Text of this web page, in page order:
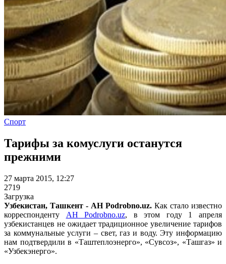
Спорт
Тарифы за комуслуги останутся
прежними
27 марта 2015, 12:27
2719
Загрузка
Узбекистан, Ташкент - АН Podrobno.uz. Как стало известно
корреспонденту АН Podrobno.uz, в этом году 1 апреля
узбекистанцев не ожидает традиционное увеличение тарифов
за коммунальные услуги – свет, газ и воду. Эту информацию
нам подтвердили в «Таштеплоэнерго», «Сувсоз», «Ташгаз» и
«Узбекэнерго».